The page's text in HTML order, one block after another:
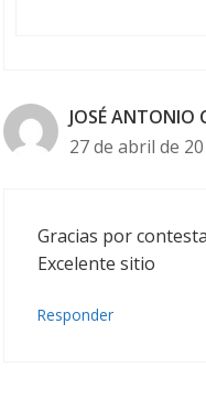
JOSÉ ANTONIO
27 de abril de
Gracias por
Excelente sitio
Responder